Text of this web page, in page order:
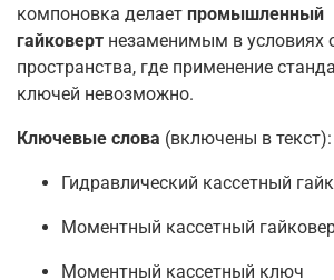
компоновка делает промышленный
гайковерт незаменимым в условиях
пространства, где применение
ключей невозможно.
Ключевые слова (включены в текст):
Гидравлический кассетный
Моментный кассетный
Моментный кассетный ключ